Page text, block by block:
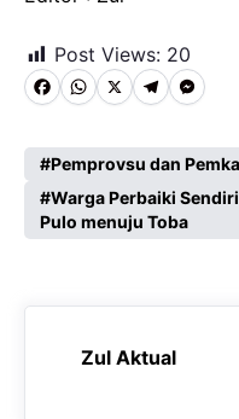
Post Views: 20
F
c
e
b
W
a
t
s
p
X T
l
e
g
m
M
s
s
e
Pemprovsu dan
Warga Perbaiki
Pulo menuju Toba
Zul Aktual